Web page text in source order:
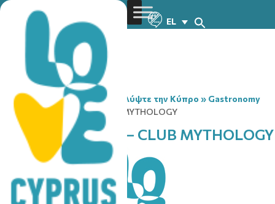
EL
You are here:Home» Ανακαλύψτε την Κύπρο » Gastronomy
» BLUE MOON BAR – CLUB MYTHOLOGY
BLUE MOON BAR – CLUB MYTHOLOGY